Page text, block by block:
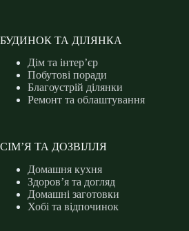
БУДИНОК ТА ДІЛЯНКА
Дім та інтер’єр
Побутові поради
Благоустрій ділянки
Ремонт та облаштування
СІМ’Я ТА ДОЗВІЛЛЯ
Домашня кухня
Здоров’я та догляд
Домашні заготовки
Хобі та відпочинок